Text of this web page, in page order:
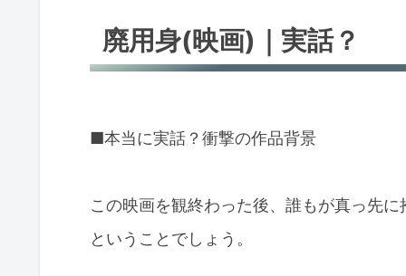
廃用身(映画)｜実話？
■本当に実話？衝撃の作品背景
この映画を観終わった後、誰もが真っ先
ということでしょう。